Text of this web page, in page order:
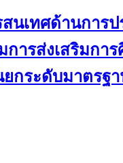
นเทศด้านการ
รส่งเสริมกา
ะดับมาตรฐา